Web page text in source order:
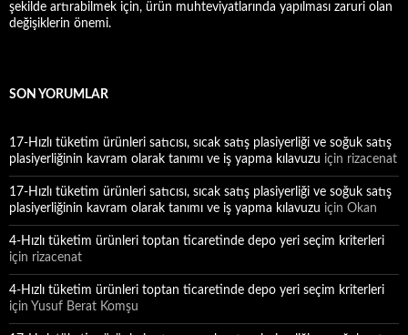
şekilde artırabilmek için, ürün muhteviyatlarında yapılması zaruri olan
değişiklerin önemi.
SON YORUMLAR
17-Hızlı tüketim ürünleri satıcısı, sıcak satış plasiyerliği ve soğuk satış
plasiyerliğinin kavram olarak tanımı ve iş yapma kılavuzu için rizacenat
17-Hızlı tüketim ürünleri satıcısı, sıcak satış plasiyerliği ve soğuk satış
plasiyerliğinin kavram olarak tanımı ve iş yapma kılavuzu için Okan
4-Hızlı tüketim ürünleri toptan ticaretinde depo yeri seçim kriterleri
için rizacenat
4-Hızlı tüketim ürünleri toptan ticaretinde depo yeri seçim kriterleri
için Yusuf Berat Komşu